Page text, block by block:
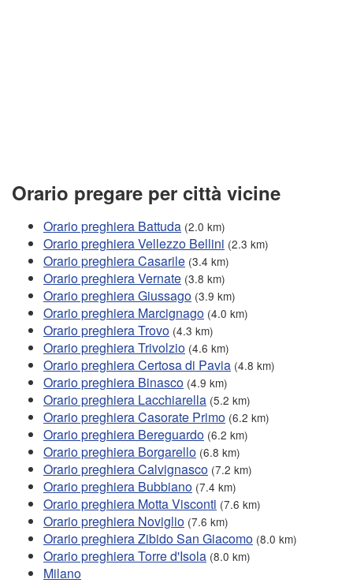
Orario pregare per città vicine
Orario preghiera Battuda (2.0 km)
Orario preghiera Vellezzo Bellini (2.3 km)
Orario preghiera Casarile (3.4 km)
Orario preghiera Vernate (3.8 km)
Orario preghiera Giussago (3.9 km)
Orario preghiera Marcignago (4.0 km)
Orario preghiera Trovo (4.3 km)
Orario preghiera Trivolzio (4.6 km)
Orario preghiera Certosa di Pavia (4.8 km)
Orario preghiera Binasco (4.9 km)
Orario preghiera Lacchiarella (5.2 km)
Orario preghiera Casorate Primo (6.2 km)
Orario preghiera Bereguardo (6.2 km)
Orario preghiera Borgarello (6.8 km)
Orario preghiera Calvignasco (7.2 km)
Orario preghiera Bubbiano (7.4 km)
Orario preghiera Motta Visconti (7.6 km)
Orario preghiera Noviglio (7.6 km)
Orario preghiera Zibido San Giacomo (8.0 km)
Orario preghiera Torre d'Isola (8.0 km)
Milano